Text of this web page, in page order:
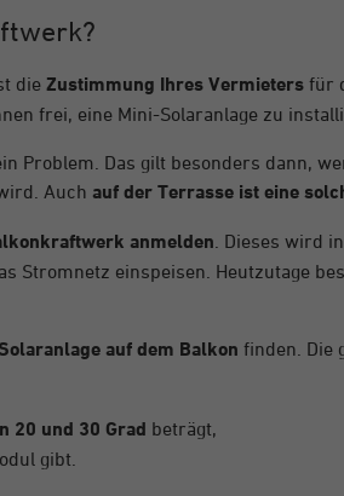
die Zustimmung Ihres Vermieters für
frei, eine Mini-Solaranlage zu
Problem. Das gilt besonders dann,
Auch auf der Terrasse ist eine
anmelden . Dieses wird
Stromnetz einspeisen. Heutzutage
auf dem Balkon finden. Die
20 und 30 Grad beträgt,
gibt.